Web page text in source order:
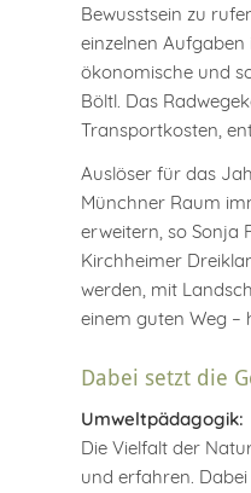
Bewusstsein zu
einzelnen
ökonomische und
Böltl. Das
Transportkosten,
Auslöser für das
Münchner Raum
erweitern, so Sonja
Kirchheimer
werden, mit
einem guten Weg –
Dabei setzt die
Umweltpädagogik:
Die Vielfalt der
und erfahren.